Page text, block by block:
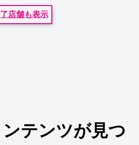
店舗も表示
テンツが見つ